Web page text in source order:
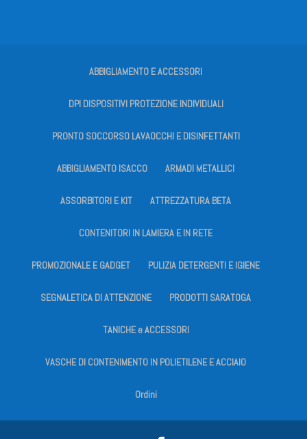
ABBIGLIAMENTO E ACCESSORI
DPI DISPOSITIVI PROTEZIONE INDIVIDUALI
PRONTO SOCCORSO LAVAOCCHI E DISINFETTANTI
ABBIGLIAMENTO ISACCO ARMADI METALLICI
ASSORBITORI E KIT ATTREZZATURA BETA
CONTENITORI IN LAMIERA E IN RETE
PROMOZIONALE E GADGET PULIZIA DETERGENTI E IGIENE
SEGNALETICA DI ATTENZIONE PRODOTTI SARATOGA
TANICHE e ACCESSORI
VASCHE DI CONTENIMENTO IN POLIETILENE E ACCIAIO
Ordini